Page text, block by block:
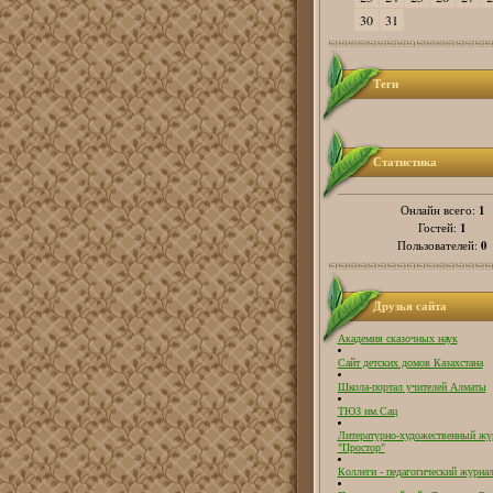
30
31
Теги
Статистика
Онлайн всего: 1
Гостей: 1
Пользователей: 0
Друзья сайта
Академия сказочных наук
Сайт детских домов Казахстана
Школа-портал учителей Алматы
ТЮЗ им.Сац
Литературно-художественный
"Простор"
Коллеги - педагогический